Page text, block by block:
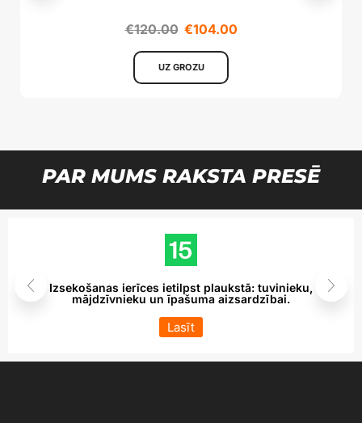
€120.00 €104.00
UZ GROZU
PAR MUMS RAKSTA PRESĒ
Izsekošanas ierīces ietilpst plaukstā: tuvinieku,
mājdzīvnieku un īpašuma aizsardzībai.
Lasīt